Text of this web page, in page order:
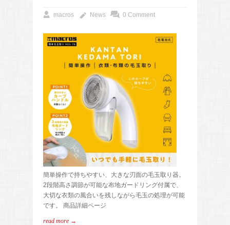
macros News 0 Comment
簡単操作で持ちやすい、大きな刃面の毛玉取り器。
2段階高さ調節が可能な布地ガードリング付属で、
大切な衣類の風合いを残しながら毛玉の処理が可能
です。 商品詳細ページ
read more →